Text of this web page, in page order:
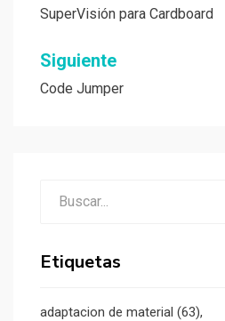
de
entradas
SuperVisión para Cardboard
Siguiente
Code Jumper
Etiquetas
adaptacion de material (63)